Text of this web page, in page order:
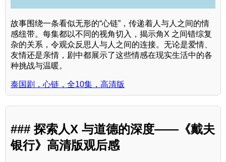
故事围绕一条看似无形的“心链”，传递着人与人之间的情
感纽带。每集都以不同的视角切入，揭示角X 之间错综复
杂的关系，令观众反思人与人之间的连接。无论是爱情、
友情还是亲情，剧中都展示了这些情感在现实生活中的各
种挑战与温暖。
泰国剧，心链，全10集，高清版
### 探索人X 与道德的深度——《戴夫
银行》高清版观后感